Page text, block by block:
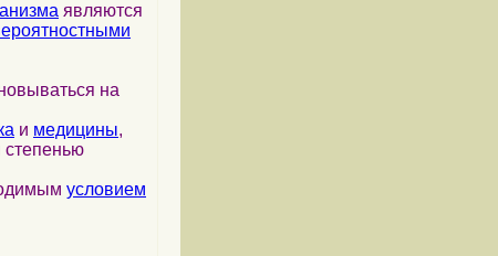
являются
на
и медицины,
степенью
условием